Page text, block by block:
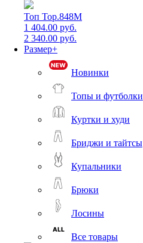
Топ Top.848M
1 404.00 руб.
2 340.00 руб.
Размер+
Новинки
Топы и футболки
Куртки и худи
Бриджи и тайтсы
Купальники
Брюки
Лосины
Все товары